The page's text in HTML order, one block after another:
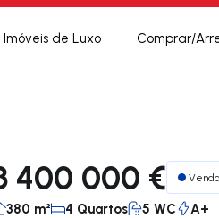
Imóveis de Luxo Comprar/
400 000 € Venda
380 m² 4 Quartos 5 WC A+